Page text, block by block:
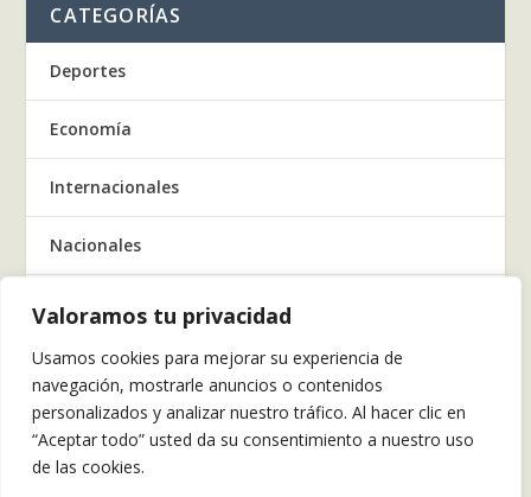
Valoramos tu privacidad
Usamos cookies para mejorar su experiencia de
navegación, mostrarle anuncios o contenidos
personalizados y analizar nuestro tráfico. Al hacer clic en
“Aceptar todo” usted da su consentimiento a nuestro uso
de las cookies.
CATEGORÍAS
Deportes
Economía
Internacionales
Nacionales
Regionales
Salud
Tecnología
Tendencia